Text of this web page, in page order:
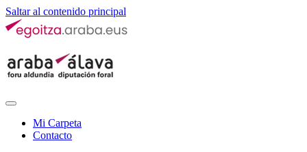
Saltar al contenido principal
Mi Carpeta
Contacto